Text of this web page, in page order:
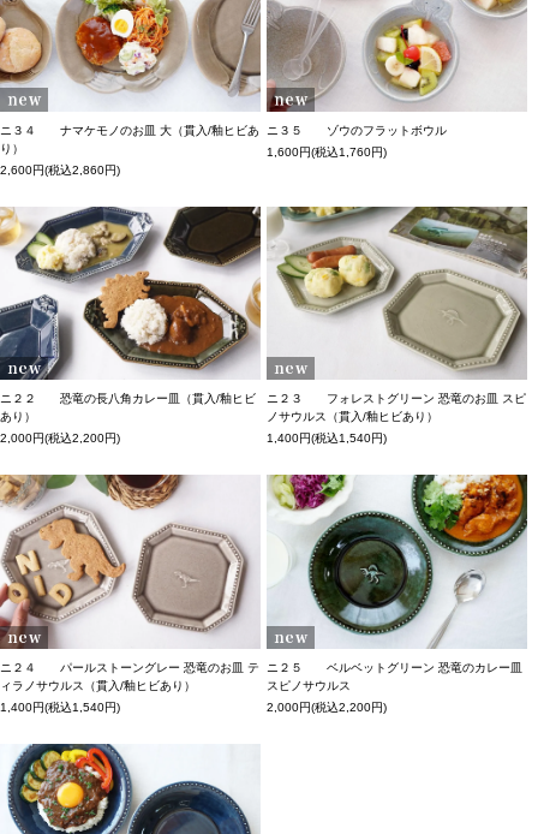
ニ３４ ナマケモノのお皿 大（貫入/釉ヒビあ
り）
2,600円(税込2,860円)
ニ３５ ゾウのフラットボウル
1,600円(税込1,760円)
ニ２２ 恐竜の長八角カレー皿（貫入/釉ヒビ
あり）
2,000円(税込2,200円)
ニ２３ フォレストグリーン 恐竜のお皿 スピ
ノサウルス（貫入/釉ヒビあり）
1,400円(税込1,540円)
ニ２４ パールストーングレー 恐竜のお皿 テ
ィラノサウルス（貫入/釉ヒビあり）
1,400円(税込1,540円)
ニ２５ ベルベットグリーン 恐竜のカレー皿
スピノサウルス
2,000円(税込2,200円)